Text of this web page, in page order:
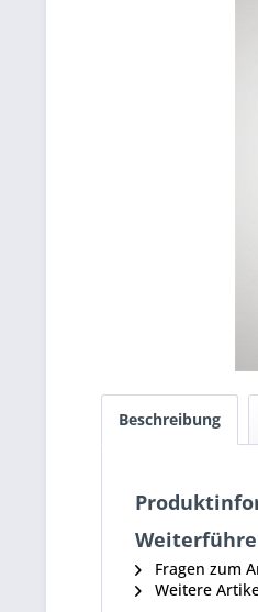
Beschreibung
Fragen zum
Weitere